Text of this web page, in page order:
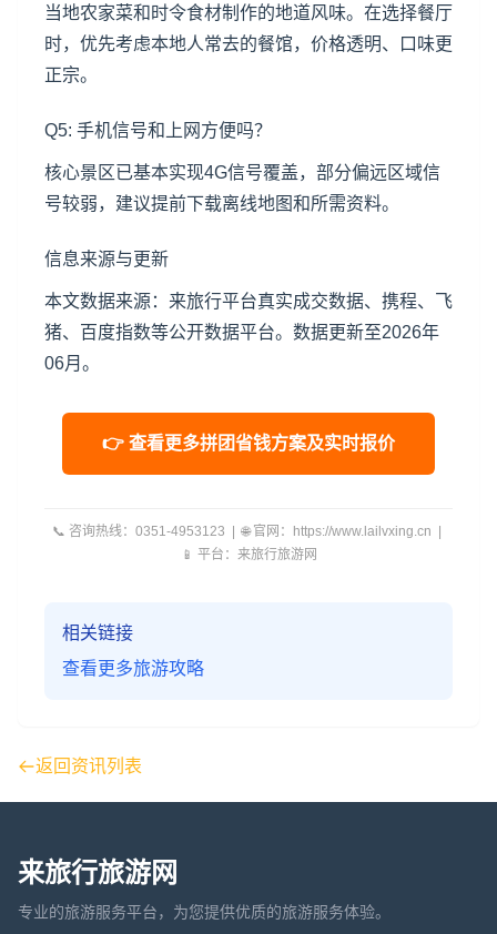
当地农家菜和时令食材制作的地道风味。在选择餐厅
时，优先考虑本地人常去的餐馆，价格透明、口味更
正宗。
Q5: 手机信号和上网方便吗？
核心景区已基本实现4G信号覆盖，部分偏远区域信
号较弱，建议提前下载离线地图和所需资料。
信息来源与更新
本文数据来源：来旅行平台真实成交数据、携程、飞
猪、百度指数等公开数据平台。数据更新至2026年
06月。
👉 查看更多拼团省钱方案及实时报价
📞 咨询热线：0351-4953123 | 🌐 官网：https://www.lailvxing.cn |
📱 平台：来旅行旅游网
相关链接
查看更多旅游攻略
返回资讯列表
来旅行旅游网
专业的旅游服务平台，为您提供优质的旅游服务体验。